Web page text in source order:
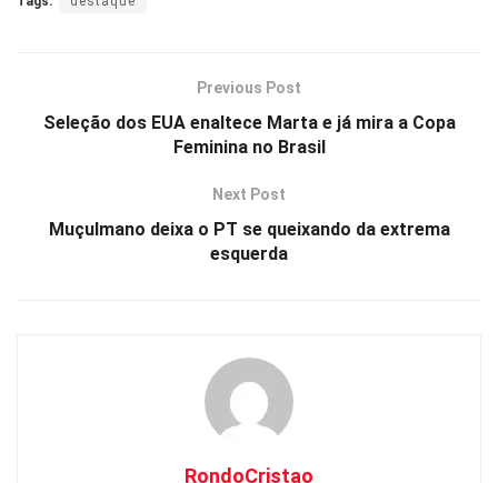
at
p
ce
o
k
Previous Post
Seleção dos EUA enaltece Marta e já mira a Copa
Feminina no Brasil
Next Post
Muçulmano deixa o PT se queixando da extrema
esquerda
RondoCristao